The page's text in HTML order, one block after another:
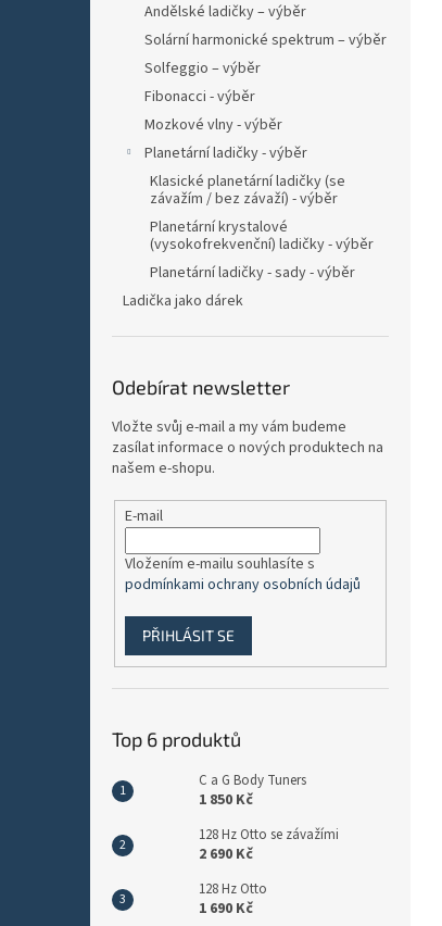
Andělské ladičky – výběr
Solární harmonické spektrum – výběr
Solfeggio – výběr
Fibonacci - výběr
Mozkové vlny - výběr
Planetární ladičky - výběr
Klasické planetární ladičky (se
závažím / bez závaží) - výběr
Planetární krystalové
(vysokofrekvenční) ladičky - výběr
Planetární ladičky - sady - výběr
Ladička jako dárek
Odebírat newsletter
Vložte svůj e-mail a my vám budeme
zasílat informace o nových produktech na
našem e-shopu.
E-mail
Vložením e-mailu souhlasíte s
podmínkami ochrany osobních údajů
PŘIHLÁSIT SE
Top 6 produktů
C a G Body Tuners
1 850 Kč
128 Hz Otto se závažími
2 690 Kč
128 Hz Otto
1 690 Kč